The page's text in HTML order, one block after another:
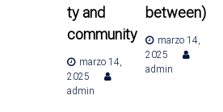
t
r
a
ty and
community
marzo 14,
2025
admin
between)
marzo 14,
2025
admin